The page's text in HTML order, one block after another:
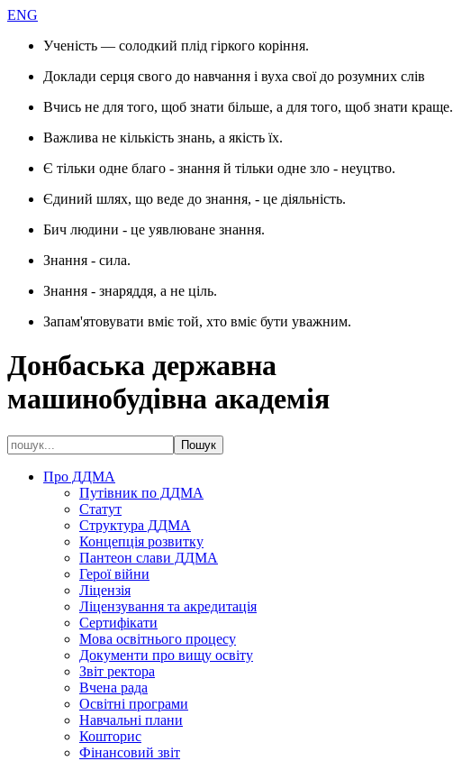
ENG
Ученість — солодкий плід гіркого коріння.
Доклади серця свого до навчання і вуха свої до розумних слів
Вчись не для того, щоб знати більше, а для того, щоб знати краще.
Важлива не кількість знань, а якість їх.
Є тільки одне благо - знання й тільки одне зло - неуцтво.
Єдиний шлях, що веде до знання, - це діяльність.
Бич людини - це уявлюване знання.
Знання - сила.
Знання - знаряддя, а не ціль.
Запам'ятовувати вміє той, хто вміє бути уважним.
Донбаська державна
машинобудівна академія
Про ДДМА
Путівник по ДДМА
Статут
Структура ДДМА
Концепція розвитку
Пантеон слави ДДМА
Герої війни
Ліцензія
Ліцензування та акредитація
Сертифікати
Мова освітнього процесу
Документи про вищу освіту
Звіт ректора
Вчена рада
Освітні програми
Навчальні плани
Кошторис
Фінансовий звіт